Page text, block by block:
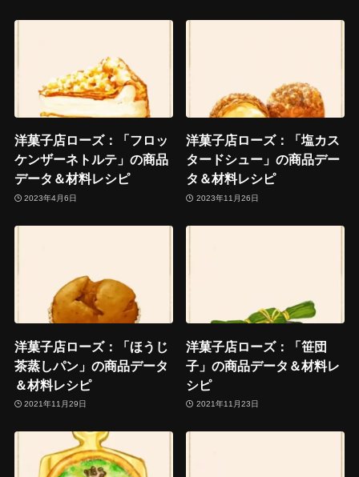
洋菓子店ローズ：「フロッ
ケンザーネトルテ」の商品
データ＆材料レシピ
2023年4月6日
洋菓子店ローズ：「塩カス
タードシュー」の商品デー
タ＆材料レシピ
2023年11月26日
洋菓子店ローズ：「ほうじ
茶蒸しパン」の商品データ
＆材料レシピ
2021年11月29日
洋菓子店ローズ：「笹団
子」の商品データ＆材料レ
シピ
2021年11月23日